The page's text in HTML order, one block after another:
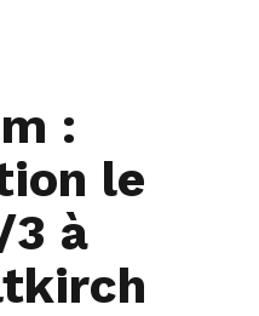
:
le
3 à